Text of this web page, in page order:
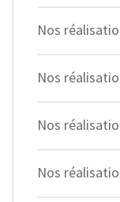
Nos
Nos
Nos
Nos